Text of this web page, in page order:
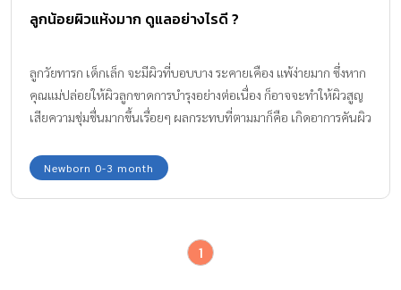
ลูกน้อยผิวแห้งมาก ดูแลอย่างไรดี ?
ลูกวัยทารก เด็กเล็ก จะมีผิวที่บอบบาง ระคายเคือง แพ้ง่ายมาก ซึ่งหาก
คุณแม่ปล่อยให้ผิวลูกขาดการบำรุงอย่างต่อเนื่อง ก็อาจจะทำให้ผิวสูญ
เสียความชุ่มชื่นมากขึ้นเรื่อยๆ ผลกระทบที่ตามมาก็คือ เกิดอาการคันผิว
Newborn 0-3 month
1